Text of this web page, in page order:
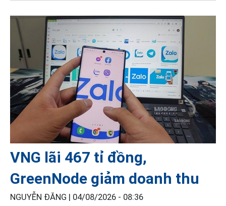
VNG lãi 467 tỉ đồng,
GreenNode giảm doanh thu
NGUYỄN ĐĂNG | 04/08/2026 - 08:36